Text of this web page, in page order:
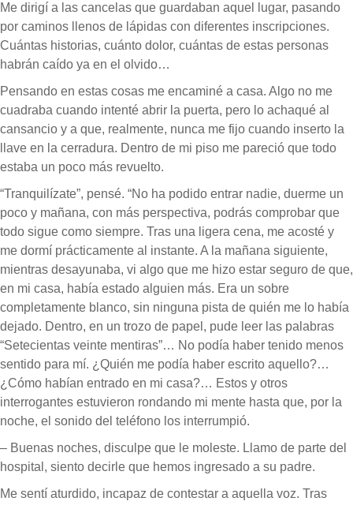
Me dirigí a las cancelas que guardaban aquel lugar, pasando
por caminos llenos de lápidas con diferentes inscripciones.
Cuántas historias, cuánto dolor, cuántas de estas personas
habrán caído ya en el olvido…
Pensando en estas cosas me encaminé a casa. Algo no me
cuadraba cuando intenté abrir la puerta, pero lo achaqué al
cansancio y a que, realmente, nunca me fijo cuando inserto la
llave en la cerradura. Dentro de mi piso me pareció que todo
estaba un poco más revuelto.
“Tranquilízate”, pensé. “No ha podido entrar nadie, duerme un
poco y mañana, con más perspectiva, podrás comprobar que
todo sigue como siempre. Tras una ligera cena, me acosté y
me dormí prácticamente al instante. A la mañana siguiente,
mientras desayunaba, vi algo que me hizo estar seguro de que,
en mi casa, había estado alguien más. Era un sobre
completamente blanco, sin ninguna pista de quién me lo había
dejado. Dentro, en un trozo de papel, pude leer las palabras
“Setecientas veinte mentiras”… No podía haber tenido menos
sentido para mí. ¿Quién me podía haber escrito aquello?…
¿Cómo habían entrado en mi casa?… Estos y otros
interrogantes estuvieron rondando mi mente hasta que, por la
noche, el sonido del teléfono los interrumpió.
– Buenas noches, disculpe que le moleste. Llamo de parte del
hospital, siento decirle que hemos ingresado a su padre.
Me sentí aturdido, incapaz de contestar a aquella voz. Tras